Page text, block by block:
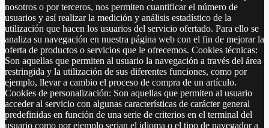
nosotros o por terceros, nos permiten cuantificar el número de
usuarios y así realizar la medición y análisis estadístico de la
utilización que hacen los usuarios del servicio ofertado. Para ello se
analiza su navegación en nuestra página web con el fin de mejorar la
oferta de productos o servicios que le ofrecemos. Cookies técnicas:
Son aquellas que permiten al usuario la navegación a través del área
restringida y la utilización de sus diferentes funciones, como por
ejemplo, llevar a cambio el proceso de compra de un artículo.
Cookies de personalización: Son aquellas que permiten al usuario
acceder al servicio con algunas características de carácter general
predefinidas en función de una serie de criterios en el terminal del
usuario como por ejemplo serian el idioma o el tipo de navegador a